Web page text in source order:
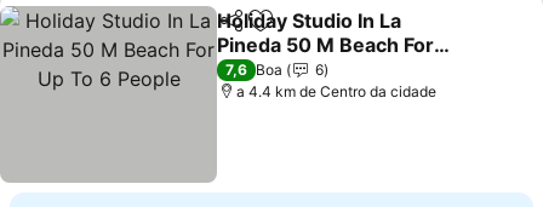
PartilharAdicionar aos favoritos
Holiday Studio In La
Pineda 50 M Beach For
Up To 6 People
Ver preços
7,6 Boa
6
a 4.4 km de Centro da cidade